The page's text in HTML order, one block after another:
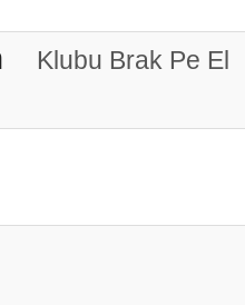
Klubu Brak Pe El